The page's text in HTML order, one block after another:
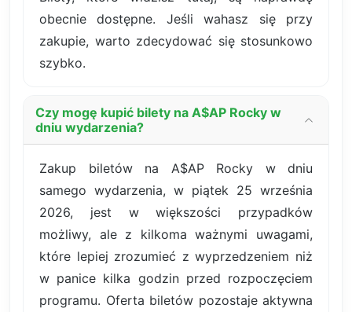
obecnie dostępne. Jeśli wahasz się przy
zakupie, warto zdecydować się stosunkowo
szybko.
Czy mogę kupić bilety na A$AP Rocky w
dniu wydarzenia?
Zakup biletów na A$AP Rocky w dniu
samego wydarzenia, w piątek 25 września
2026, jest w większości przypadków
możliwy, ale z kilkoma ważnymi uwagami,
które lepiej zrozumieć z wyprzedzeniem niż
w panice kilka godzin przed rozpoczęciem
programu. Oferta biletów pozostaje aktywna